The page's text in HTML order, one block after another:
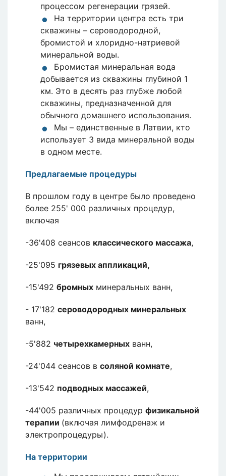
процессом регенерации грязей.
На территории центра есть три
скважины – сероводородной,
бромистой и хлоридно-натриевой
минеральной воды.
Бромистая минеральная вода
добывается из скважины глубиной 1
км. Это в десять раз глубже любой
скважины, предназначенной для
обычного домашнего использования.
Мы – единственные в Латвии, кто
использует 3 вида минеральной воды
в одном месте.
Предлагаемые процедуры
В прошлом году в центре было проведено
более 255' 000 различных процедур,
включая
-36'408 сеансов классического массажа,
-25'095 грязевых аппликаций,
-15'492 бромных минеральных ванн,
- 17'182 сероводородных минеральных
ванн,
-5'882 четырехкамерных ванн,
-24'044 сеансов в соляной комнате,
-13'542 подводных массажей,
-44'005 различных процедур физикальной
терапии (включая лимфодренаж и
электропроцедуры).
На территории